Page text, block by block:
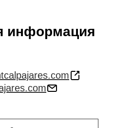
информация